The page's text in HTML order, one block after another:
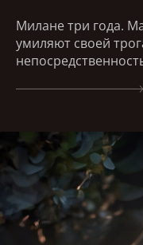
Милане три года.
умиляют своей